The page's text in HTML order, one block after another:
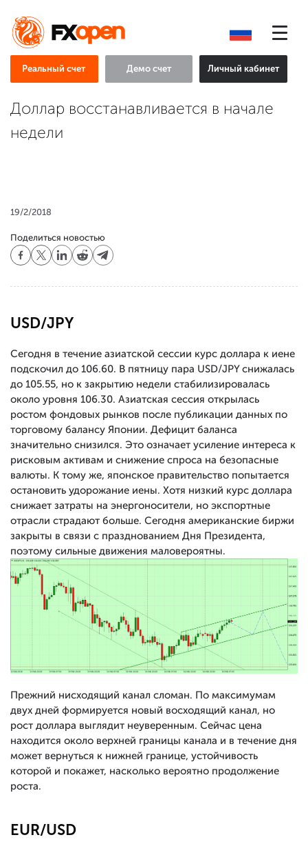
Реальный счет Демо счет Личный кабинет
Доллар восстанавливается в начале
недели
19/2/2018
Поделиться новостью
USD/JPY
Сегодня в течение азиатской сессии курс доллара к иене
подскочил до 106.60. В пятницу пара USD/JPY снижалась
до 105.55, но к закрытию недели стабилизировалась
около уровня 106.30. Азиатская сессия открылась
ростом фондовых рынков после публикации данных по
торговому балансу Японии. Дефицит баланса
значительно снизился. Это означает усиление интереса к
рисковым активам и снижение спроса на безопасные
валюты. К тому же, японское правительство попытается
остановить удорожание иены. Хотя низкий курс доллара
снижает затраты на энергоносители, но экспортные
отрасли страдают больше. Сегодня американские биржи
закрыты в связи с празднованием Дня Президента,
поэтому сильные движения маловероятны.
Прежний нисходящий канал сломан. По максимумам
двух дней формируется новый восходящий канал, но
рост доллара выглядит неуверенным. Сейчас цена
находится около верхней границы канала и в течение дня
может вернуться к нижней границе, устойчивость
которой и покажет, насколько вероятно продолжение
роста.
EUR/USD